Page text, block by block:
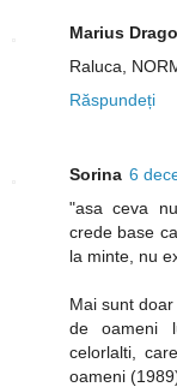
Marius
Raluca,
Răspundeți
Sorina 6
"asa ceva
crede base
la minte, nu
Mai sunt
de oameni
celorlalti,
oameni